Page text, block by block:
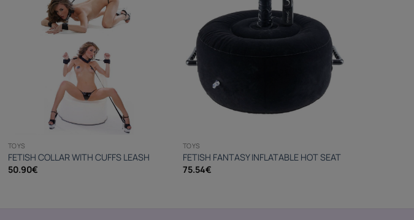
TOYS
FETISH COLLAR WITH CUFFS LEASH
50.90€
TOYS
FETISH FANTASY INFLATABLE HOT SEAT
75.54€